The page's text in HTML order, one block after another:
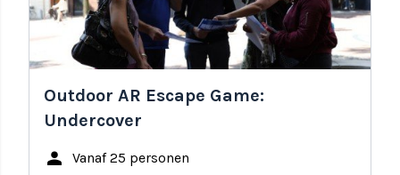
Outdoor AR Escape Game:
Undercover
person Vanaf 25 personen